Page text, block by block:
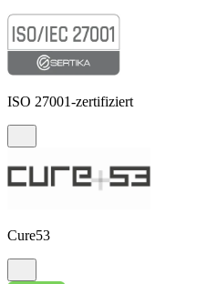
ISO 27001-zertifiziert
Cure53